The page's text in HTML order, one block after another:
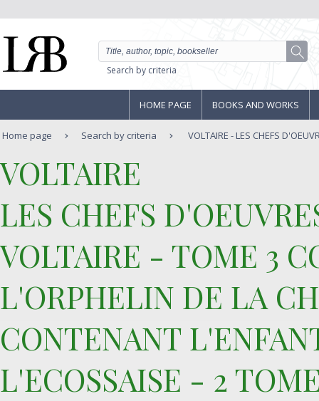
Search by criteria
HOME PAGE BOOKS AND WORKS
Home page Search by criteria VOLTAIRE - LES CHEFS
‎VOLTAIRE‎
‎LES CHEFS
VOLTAIRE - TOME 3
L'ORPHELIN DE LA
CONTENANT
L'ECOSSAISE - 2